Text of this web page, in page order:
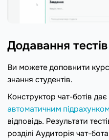
Додавання тестів
Ви можете доповнити
знання студентів.
Конструктор чат-ботів
автоматичним
відповідь. Результати
розділі Аудиторія чат-